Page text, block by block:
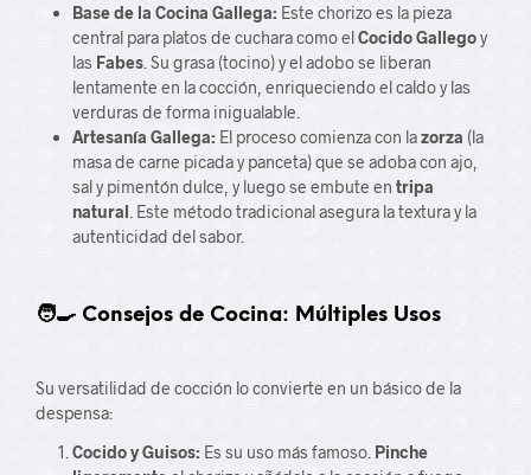
Base de la Cocina Gallega:Este chorizo es la pieza
central para platos de cuchara como el Cocido Gallegoy
las Fabes. Su grasa (tocino) y el adobo se liberan
lentamente en la cocción, enriqueciendo el caldo y las
verduras de forma inigualable.
Artesanía Gallega:El proceso comienza con lazorza (la
masa de carne picada y panceta) que se adoba con ajo,
sal y pimentón dulce, y luego se embute en tripa
natural . Este método tradicional asegura la textura y la
autenticidad del sabor.
🧑‍🍳 Consejos de Cocina: Múltiples Usos
Su versatilidad de cocción lo convierte en un básico de la
despensa:
Cocido y Guisos:Es su uso más famoso. Pinche